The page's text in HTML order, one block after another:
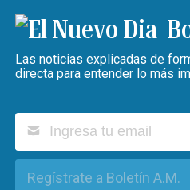
Las noticias explicadas de
directa para entender lo más
Regístrate a Boletín A.M.